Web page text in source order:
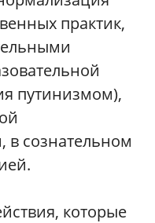
практик,
путинизмом),
в сознательном
которые